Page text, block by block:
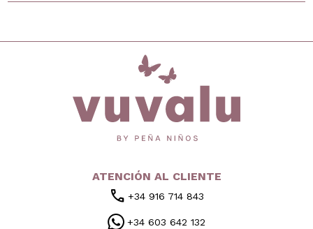
ATENCIÓN AL CLIENTE
call +34 916 714 843
+34 603 642 132